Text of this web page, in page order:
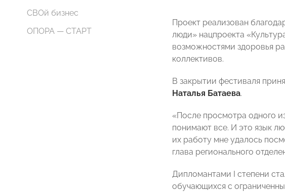
СВОй бизнес
ОПОРА — СТАРТ
Проект реализован
люди» нацпроекта
возможностями здоровья
коллективов.
В закрытии фестиваля
Наталья Батаева.
«После просмотра одного
понимают все. И это язык
их работу мне удалось
глава регионального
Дипломантами I степени
обучающихся с